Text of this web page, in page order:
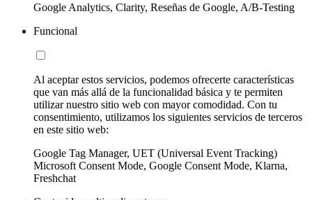
Google Analytics, Clarity, Reseñas de Google, A/B-Testing
Funcional
Al aceptar estos servicios, podemos ofrecerte características
que van más allá de la funcionalidad básica y te permiten
utilizar nuestro sitio web con mayor comodidad. Con tu
consentimiento, utilizamos los siguientes servicios de terceros
en este sitio web:
Google Tag Manager, UET (Universal Event Tracking)
Microsoft Consent Mode, Google Consent Mode, Klarna,
Freshchat